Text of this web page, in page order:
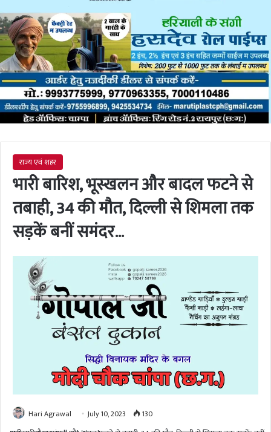
राज्य एवं शहर
भारी बारिश, भूस्खलन और बादल फटने से
तबाही, 34 की मौत, दिल्ली से शिमला तक
सड़कें बनीं समंदर…
Hari Agrawal July 10, 2023 130